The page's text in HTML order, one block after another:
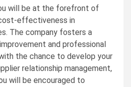
will be at the forefront of
effectiveness in
The company fosters a
and professional
the chance to develop your
relationship management,
will be encouraged to